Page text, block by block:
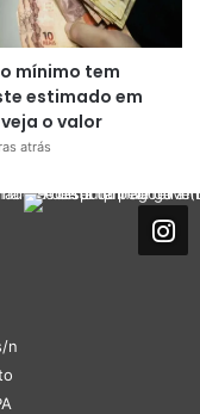
mínimo tem
estimado em
o valor
atrás
n